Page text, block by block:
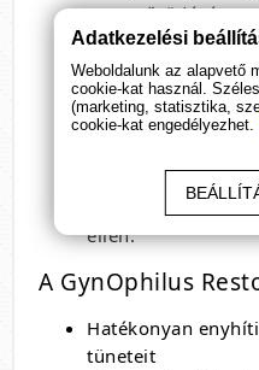
megerősödését.
Prebiotikumok:
hasznos
hüvelyi flóra
A prebiotikumok
szaporodjanak, és
ellen.
A GynOphilus
Hatékonyan
tüneteit
Adatkezelési
Weboldalunk az alapvető
cookie-kat használ.
(marketing, statisztika,
cookie-kat engedélyezhet.